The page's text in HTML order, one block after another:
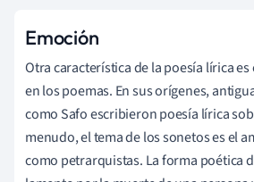
Emoción
Otra característica de la poesía lírica
en los poemas. En sus orígenes,
como Safo escribieron poesía lírica
menudo, el tema de los sonetos es el
como petrarquistas. La forma poética